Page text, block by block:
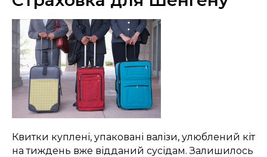
Квитки куплені, упаковані валізи, улюблений кіт
на тиждень вже відданий сусідам. Залишилось